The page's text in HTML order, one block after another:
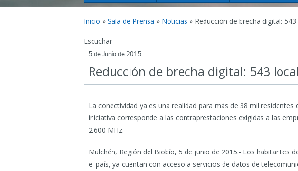
Inicio » Sala de Prensa » Noticias » Reducción de brecha digital:
Escuchar
5 de Junio de 2015
Reducción de brecha digital: 543
La conectividad ya es una realidad para más de 38 mil
iniciativa corresponde a las contraprestaciones exigidas a las
2.600 MHz.
Mulchén, Región del Biobío, 5 de junio de 2015.- Los habitantes
el país, ya cuentan con acceso a servicios de datos de